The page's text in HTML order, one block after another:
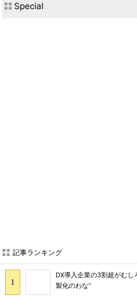
Special
記事ランキング
DX導入企業の3割超がむ
製化のわな”